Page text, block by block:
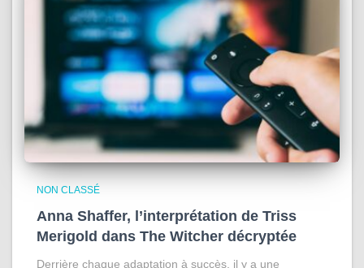
NON CLASSÉ
Anna Shaffer, l’interprétation de Triss
Merigold dans The Witcher décryptée
Derrière chaque adaptation à succès, il y a une